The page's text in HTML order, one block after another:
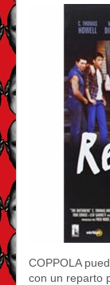
COPPOLA
con un reparto